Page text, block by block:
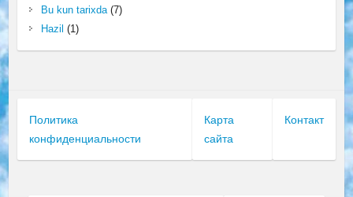
Bu kun tarixda(7)
Hazil (1)
Политика
конфиденциальности
Карта
сайта
Контакт